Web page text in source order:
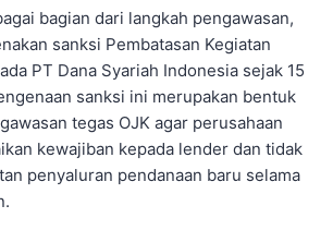
bagian dari langkah pengawasan,
sanksi Pembatasan Kegiatan
PT Dana Syariah Indonesia sejak 15
sanksi ini merupakan bentuk
tegas OJK agar perusahaan
kewajiban kepada lender dan tidak
penyaluran pendanaan baru selama